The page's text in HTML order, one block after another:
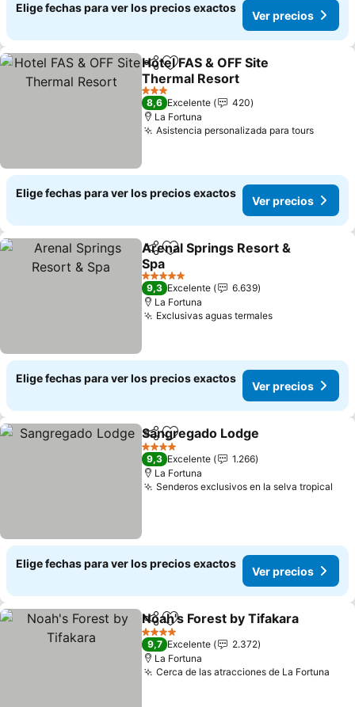
Elige fechas para ver los precios exactos
Ver precios
CompartirAgregar a favoritos
Hotel FAS & OFF Site
Thermal Resort
3 Estrellas
8,6 Excelente
420
La Fortuna
Asistencia personalizada para tours
Elige fechas para ver los precios exactos
Ver precios
CompartirAgregar a favoritos
Arenal Springs Resort &
Spa
5 Estrellas
9,3 Excelente
6.639
La Fortuna
Exclusivas aguas termales
Elige fechas para ver los precios exactos
Ver precios
CompartirAgregar a favoritos
Sangregado Lodge
4 Estrellas
9,3 Excelente
1.266
La Fortuna
Senderos exclusivos en la selva tropical
Elige fechas para ver los precios exactos
Ver precios
CompartirAgregar a favoritos
Noah's Forest by Tifakara
4 Estrellas
9,7 Excelente
2.372
La Fortuna
Cerca de las atracciones de La Fortuna